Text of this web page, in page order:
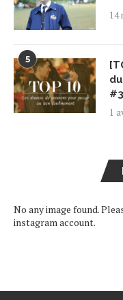
14
5
1
No any image found.
instagram account.